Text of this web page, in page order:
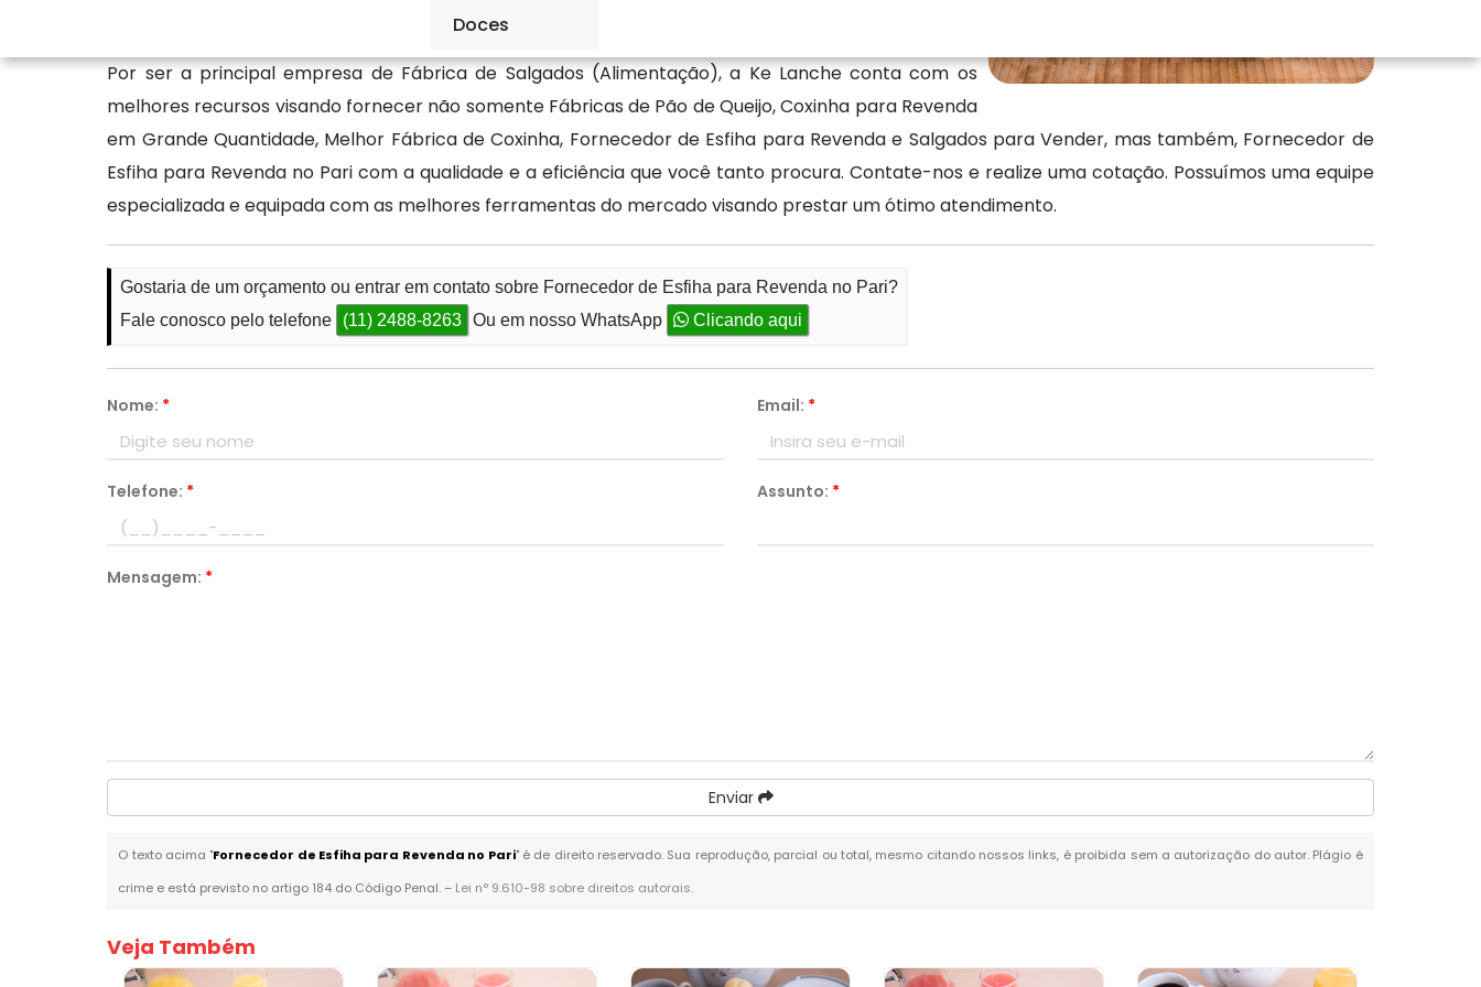
Doces
Por ser a principal empresa de Fábrica de Salgados (Alimentação), a Ke Lanche conta com os
melhores recursos visando fornecer não somente Fábricas de Pão de Queijo, Coxinha para Revenda
em Grande Quantidade, Melhor Fábrica de Coxinha, Fornecedor de Esfiha para Revenda e Salgados para Vender, mas também, Fornecedor de
Esfiha para Revenda no Pari com a qualidade e a eficiência que você tanto procura. Contate-nos e realize uma cotação. Possuímos uma equipe
especializada e equipada com as melhores ferramentas do mercado visando prestar um ótimo atendimento.
Gostaria de um orçamento ou entrar em contato sobre Fornecedor de Esfiha para Revenda no Pari?
Fale conosco pelo telefone
(11) 2488-8263 Ou em nosso WhatsApp Clicando aqui
Nome: * Email: *
Telefone: * Assunto: *
Mensagem: *
Enviar
O texto acima "Fornecedor de Esfiha para Revenda no Pari" é de direito reservado. Sua reprodução, parcial ou total, mesmo citando nossos links, é proibida sem a autorização do autor. Plágio é
crime e está previsto no artigo 184 do Código Penal. – Lei n° 9.610-98 sobre direitos autorais.
Veja Também